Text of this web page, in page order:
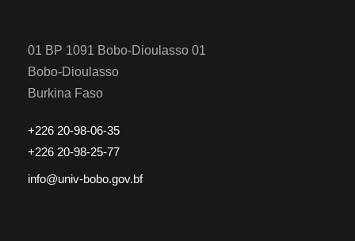
01 BP 1091 Bobo-Dioulasso 01
Bobo-Dioulasso
Burkina Faso
+226 20-98-06-35
+226 20-98-25-77
info@univ-bobo.gov.bf